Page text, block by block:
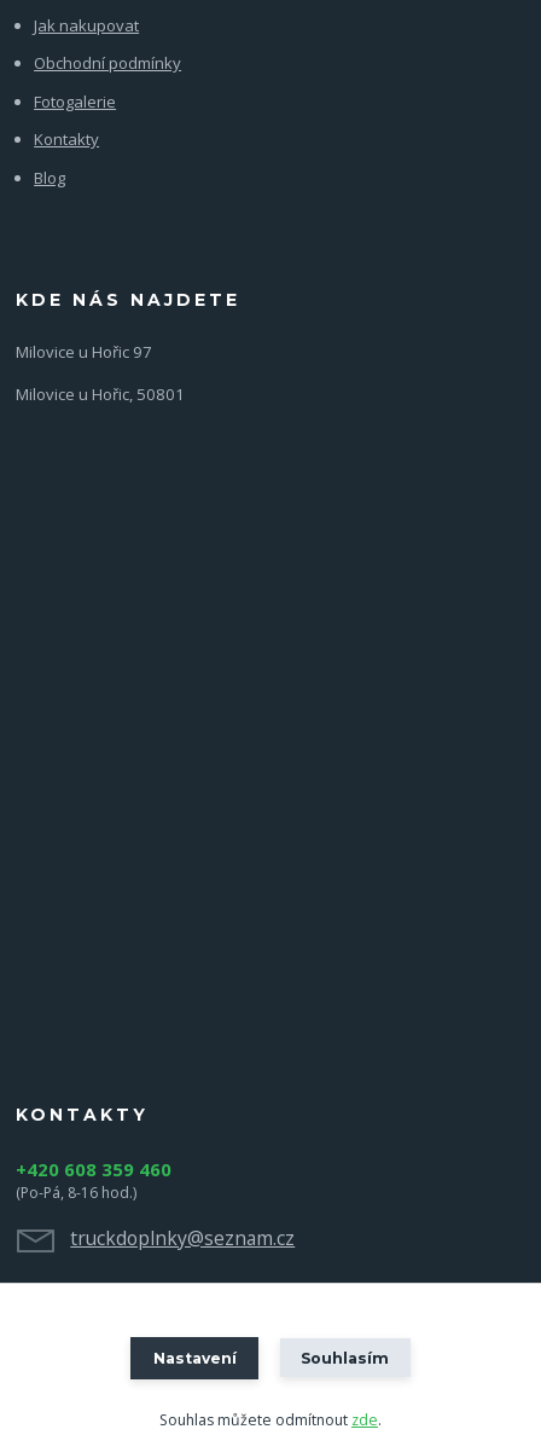
Jak nakupovat
Obchodní podmínky
Fotogalerie
Kontakty
Blog
KDE NÁS NAJDETE
Milovice u Hořic 97
Milovice u Hořic, 50801
KONTAKTY
+420 608 359 460
(Po-Pá, 8-16 hod.)
truckdoplnky@seznam.cz
Vytvořeno na Eshop-rychle.cz
Nastavení Souhlasím
Souhlas můžete odmítnout zde.